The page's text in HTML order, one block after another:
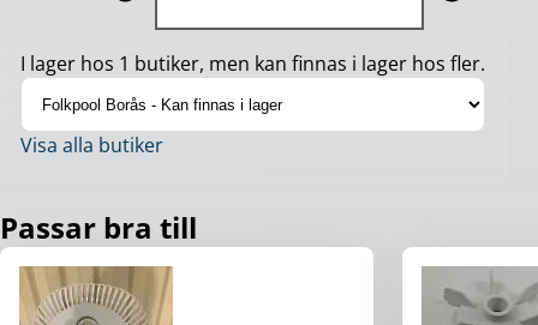
I lager hos 1 butiker, men kan finnas i lager hos fler.
Visa alla butiker
Passar bra till